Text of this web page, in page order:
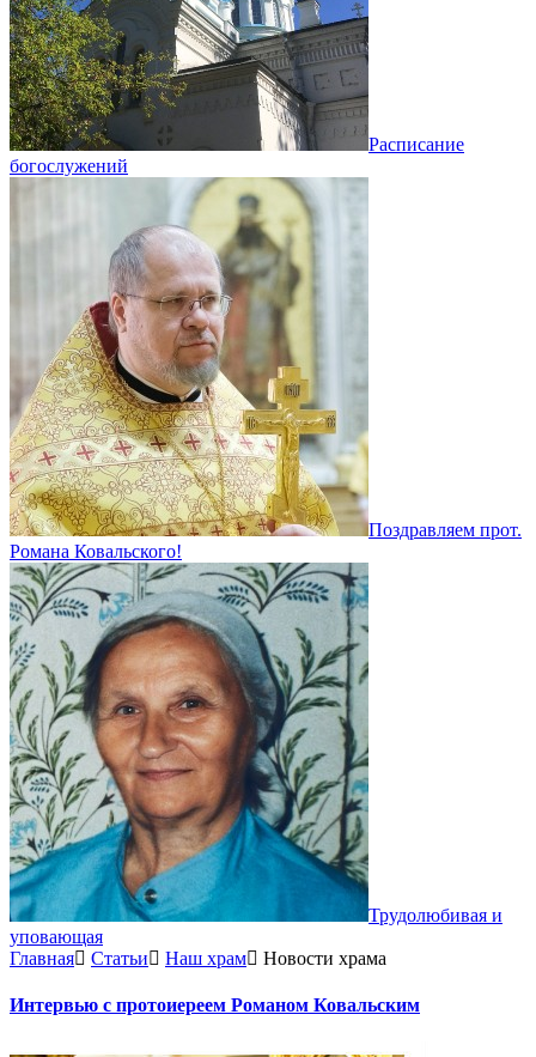
Расписание
богослужений
Поздравляем прот.
Романа Ковальского!
Трудолюбивая и
уповающая
Главная
Статьи Наш храм Новости храма
Интервью с протоиереем Романом Ковальским